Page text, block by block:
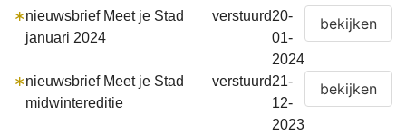
∗nieuwsbrief Meet je Stad
januari 2024
verstuurd20-
01-
2024
∗nieuwsbrief Meet je Stad
midwintereditie
verstuurd21-
12-
2023